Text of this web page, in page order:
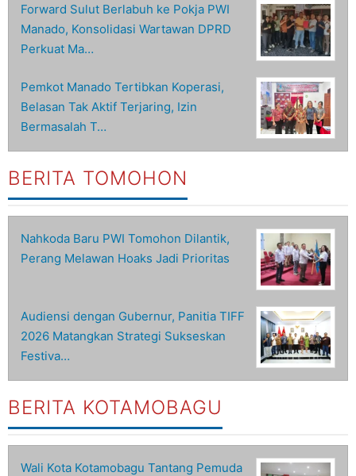
Forward Sulut Berlabuh ke Pokja PWI
Manado, Konsolidasi Wartawan DPRD
Perkuat Ma…
Pemkot Manado Tertibkan Koperasi,
Belasan Tak Aktif Terjaring, Izin
Bermasalah T…
BERITA TOMOHON
Nahkoda Baru PWI Tomohon Dilantik,
Perang Melawan Hoaks Jadi Prioritas
Audiensi dengan Gubernur, Panitia TIFF
2026 Matangkan Strategi Sukseskan
Festiva…
BERITA KOTAMOBAGU
Wali Kota Kotamobagu Tantang Pemuda